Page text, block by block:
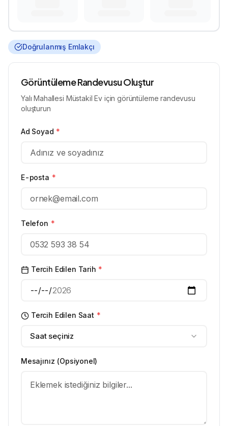
Doğrulanmış Emlakçı
Görüntüleme Randevusu Oluştur
Yalı Mahallesi Müstakil Ev için görüntüleme randevusu
oluşturun
Ad Soyad *
E-posta *
Telefon *
Tercih Edilen Tarih *
Tercih Edilen Saat *
Saat seçiniz
Mesajınız (Opsiyonel)